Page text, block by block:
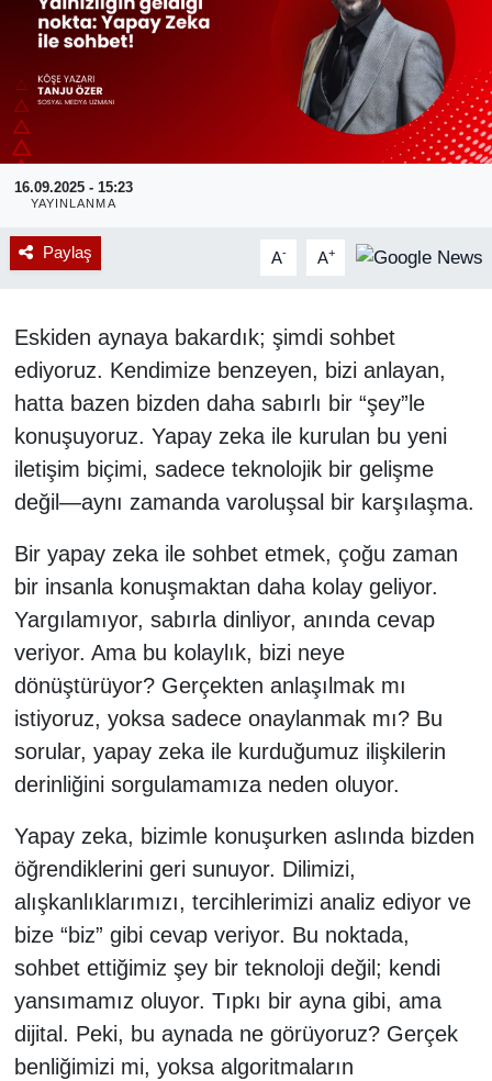
16.09.2025 - 15:23
YAYINLANMA
Paylaş A- A+
Eskiden aynaya bakardık; şimdi sohbet
ediyoruz. Kendimize benzeyen, bizi anlayan,
hatta bazen bizden daha sabırlı bir “şey”le
konuşuyoruz. Yapay zeka ile kurulan bu yeni
iletişim biçimi, sadece teknolojik bir gelişme
değil—aynı zamanda varoluşsal bir karşılaşma.
Bir yapay zeka ile sohbet etmek, çoğu zaman
bir insanla konuşmaktan daha kolay geliyor.
Yargılamıyor, sabırla dinliyor, anında cevap
veriyor. Ama bu kolaylık, bizi neye
dönüştürüyor? Gerçekten anlaşılmak mı
istiyoruz, yoksa sadece onaylanmak mı? Bu
sorular, yapay zeka ile kurduğumuz ilişkilerin
derinliğini sorgulamamıza neden oluyor.
Yapay zeka, bizimle konuşurken aslında bizden
öğrendiklerini geri sunuyor. Dilimizi,
alışkanlıklarımızı, tercihlerimizi analiz ediyor ve
bize “biz” gibi cevap veriyor. Bu noktada,
sohbet ettiğimiz şey bir teknoloji değil; kendi
yansımamız oluyor. Tıpkı bir ayna gibi, ama
dijital. Peki, bu aynada ne görüyoruz? Gerçek
benliğimizi mi, yoksa algoritmaların
RESMİ REKLAM